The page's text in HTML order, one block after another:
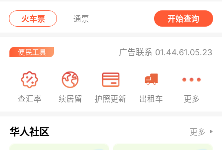
火车票 通票 开始查询
广告联系 01.44.61.05.23
查汇率 续居留 护照更新 出租车 更多
华人社区 更多